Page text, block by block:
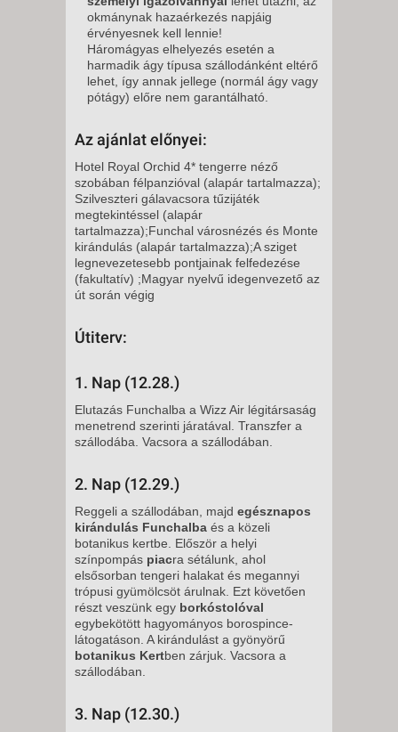
okmánynak hazaérkezés napjáig
érvényesnek kell lennie!
Háromágyas elhelyezés esetén a
harmadik ágy típusa szállodánként eltérő
lehet, így annak jellege (normál ágy vagy
pótágy) előre nem garantálható.
Az ajánlat előnyei:
Hotel Royal Orchid 4* tengerre néző
szobában félpanzióval (alapár tartalmazza);
Szilveszteri gálavacsora tűzijáték
megtekintéssel (alapár
tartalmazza);Funchal városnézés és Monte
kirándulás (alapár tartalmazza);A sziget
legnevezetesebb pontjainak felfedezése
(fakultatív) ;Magyar nyelvű idegenvezető az
út során végig
Útiterv:
1. Nap (12.28.)
Elutazás Funchalba a Wizz Air légitársaság
menetrend szerinti járatával. Transzfer a
szállodába. Vacsora a szállodában.
2. Nap (12.29.)
Reggeli a szállodában, majd egésznapos
kirándulás Funchalba és a közeli
botanikus kertbe. Először a helyi
színpompás piacra sétálunk, ahol
elsősorban tengeri halakat és megannyi
trópusi gyümölcsöt árulnak. Ezt követően
részt veszünk egy borkóstolóval
egybekötött hagyományos borospince-
látogatáson. A kirándulást a gyönyörű
botanikus Kertben zárjuk. Vacsora a
szállodában.
3. Nap (12.30.)